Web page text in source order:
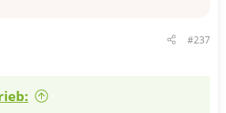
#237